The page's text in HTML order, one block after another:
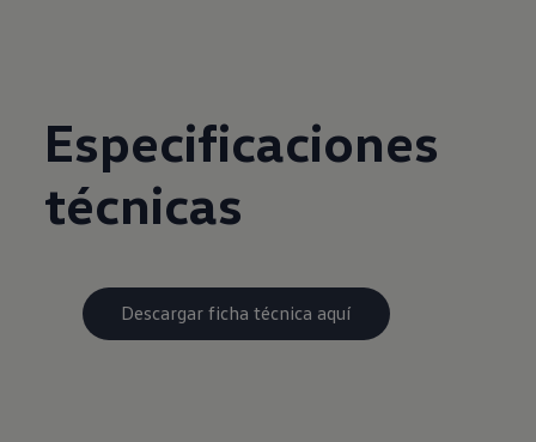
Especificaciones
técnicas
Descargar ficha técnica aquí